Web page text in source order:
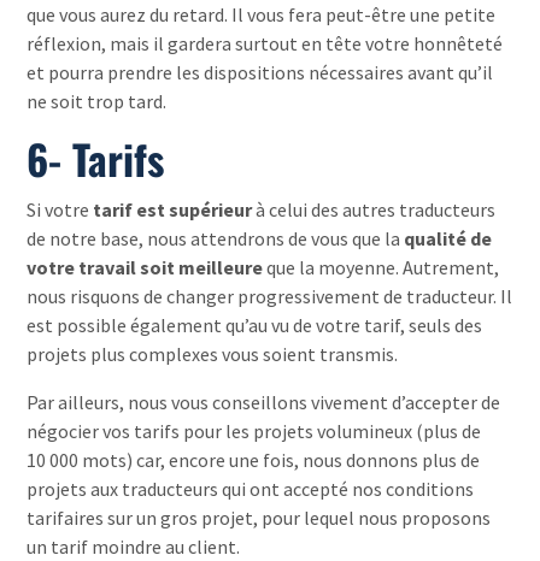
que vous aurez du retard. Il vous fera peut-être une petite
réflexion, mais il gardera surtout en tête votre honnêteté
et pourra prendre les dispositions nécessaires avant qu’il
ne soit trop tard.
6- Tarifs
Si votre tarif est supérieurà celui des autres traducteurs
de notre base, nous attendrons de vous que la qualité de
votre travail soit meilleureque la moyenne. Autrement,
nous risquons de changer progressivement de traducteur. Il
est possible également qu’au vu de votre tarif, seuls des
projets plus complexes vous soient transmis.
Par ailleurs, nous vous conseillons vivement d’accepter de
négocier vos tarifs pour les projets volumineux (plus de
10 000 mots) car, encore une fois, nous donnons plus de
projets aux traducteurs qui ont accepté nos conditions
tarifaires sur un gros projet, pour lequel nous proposons
un tarif moindre au client.